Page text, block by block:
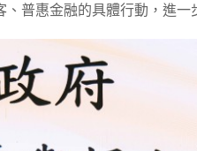
普惠金融的具體行動，進一